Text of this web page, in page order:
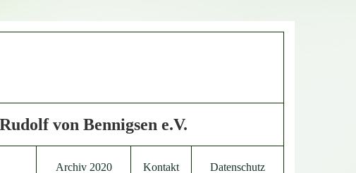
von Bennigsen e.V.
Archiv 2020 Kontakt Datenschutz